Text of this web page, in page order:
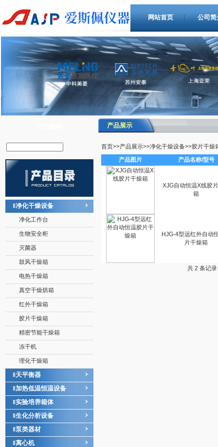
网站首页 公司简
净化干燥设备
净化工作台
生物安全柜
灭菌器
鼓风干燥箱
电热干燥箱
真空干燥烘箱
红外干燥箱
胶片干燥箱
精密节能干燥箱
冻干机
理化干燥箱
天平衡器
加热低温恒温设备
实验培养箱体
生化分析设备
泵类器材
离心机
产品展示
首页>>产品展示>>净化干燥设备>>胶片干燥
产品图片
产品名称/型号
XJG自动恒温X线胶
箱
HJG-4型远红外自动
片干燥箱
共 2 条记